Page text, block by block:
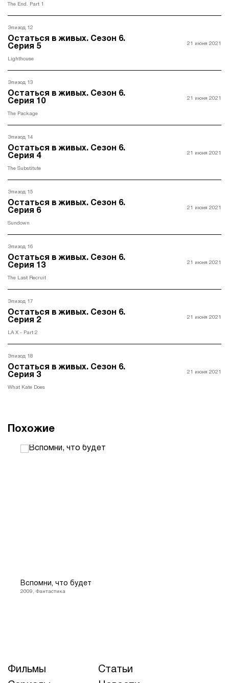
The End. Part 1
Эпизод 12
Остаться в живых. Ceзон 6.
Серия 5
Lighthouse
21 июня 2021
Эпизод 13
Остаться в живых. Ceзон 6.
Серия 10
The Package
21 июня 2021
Эпизод 14
Остаться в живых. Ceзон 6.
Серия 4
The Substitute
21 июня 2021
Эпизод 15
Остаться в живых. Ceзон 6.
Серия 6
Sundown
21 июня 2021
Эпизод 16
Остаться в живых. Ceзон 6.
Серия 13
The Last Recruit
21 июня 2021
Эпизод 17
Остаться в живых. Ceзон 6.
Серия 2
LA X - Part 2
21 июня 2021
Эпизод 18
Остаться в живых. Ceзон 6.
Серия 3
What Kate Does
21 июня 2021
Похожие
Вспомни, что будет
2009, Фантастика
Фильмы
Статьи